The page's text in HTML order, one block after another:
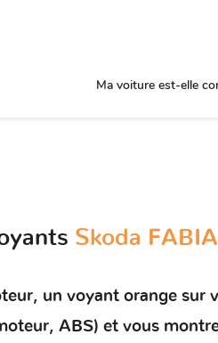
Ma voiture est-elle
Skoda
, un voyant orange sur
ABS) et vous